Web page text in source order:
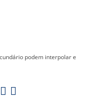
podem interpolar e